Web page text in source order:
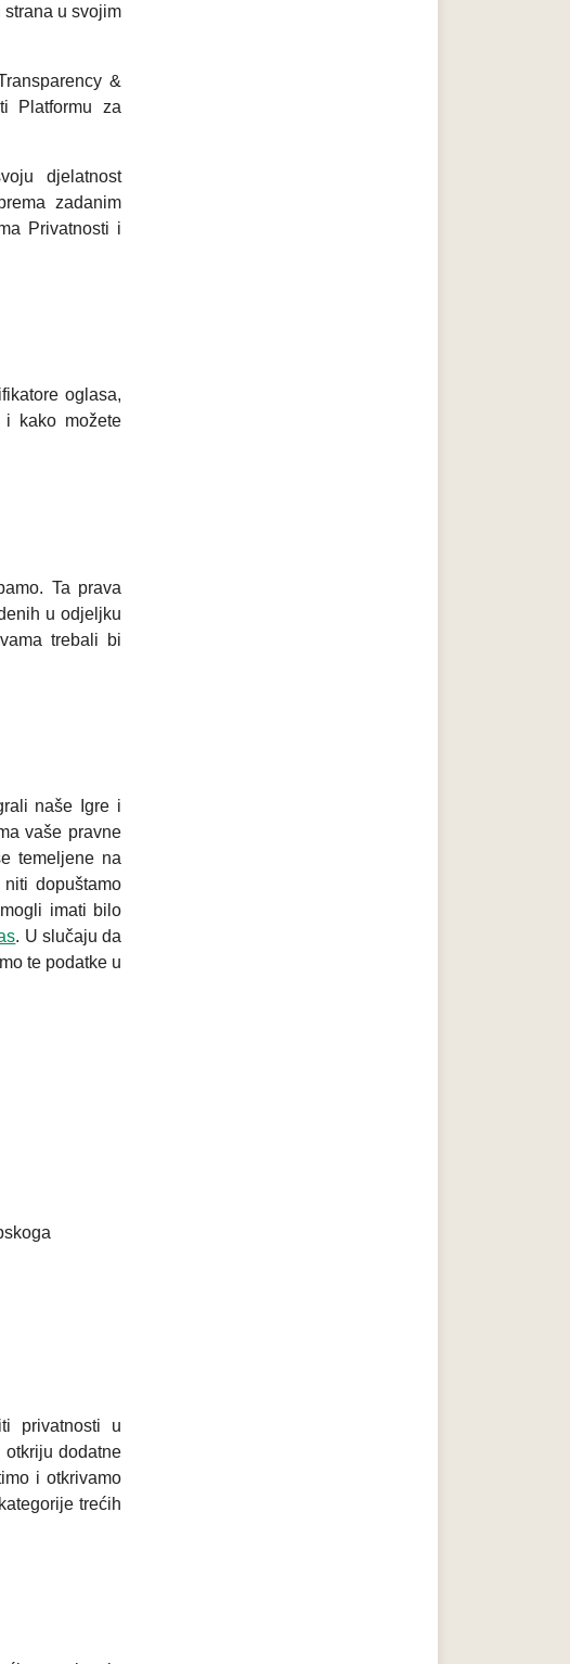
u svojim
&
Platformu za
djelatnost
zadanim
Privatnosti i
oglasa,
kako možete
Ta prava
u odjeljku
trebali bi
naše Igre i
vaše pravne
temeljene na
dopuštamo
imati bilo
. U slučaju da
te podatke u
privatnosti u
otkriju dodatne
i otkrivamo
trećih